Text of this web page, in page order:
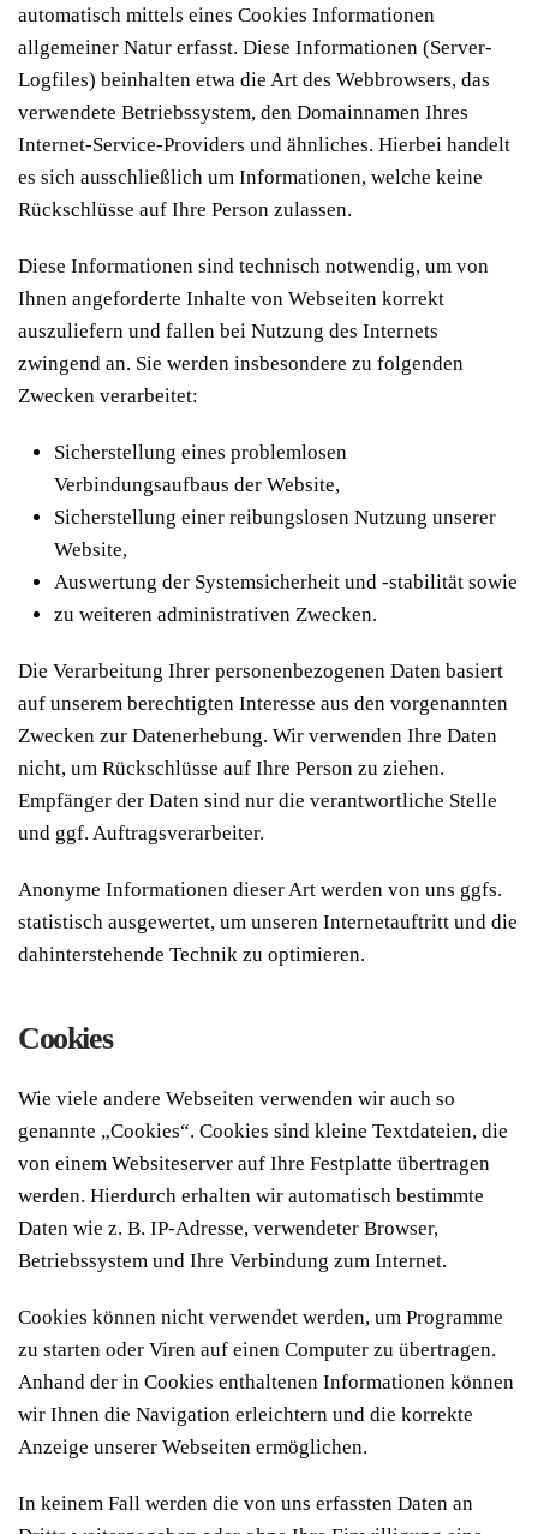
automatisch mittels eines Cookies Informationen
allgemeiner Natur erfasst. Diese Informationen (Server-
Logfiles) beinhalten etwa die Art des Webbrowsers, das
verwendete Betriebssystem, den Domainnamen Ihres
Internet-Service-Providers und ähnliches. Hierbei handelt
es sich ausschließlich um Informationen, welche keine
Rückschlüsse auf Ihre Person zulassen.
Diese Informationen sind technisch notwendig, um von
Ihnen angeforderte Inhalte von Webseiten korrekt
auszuliefern und fallen bei Nutzung des Internets
zwingend an. Sie werden insbesondere zu folgenden
Zwecken verarbeitet:
Sicherstellung eines problemlosen
Verbindungsaufbaus der Website,
Sicherstellung einer reibungslosen Nutzung unserer
Website,
Auswertung der Systemsicherheit und -stabilität sowie
zu weiteren administrativen Zwecken.
Die Verarbeitung Ihrer personenbezogenen Daten basiert
auf unserem berechtigten Interesse aus den vorgenannten
Zwecken zur Datenerhebung. Wir verwenden Ihre Daten
nicht, um Rückschlüsse auf Ihre Person zu ziehen.
Empfänger der Daten sind nur die verantwortliche Stelle
und ggf. Auftragsverarbeiter.
Anonyme Informationen dieser Art werden von uns ggfs.
statistisch ausgewertet, um unseren Internetauftritt und die
dahinterstehende Technik zu optimieren.
Cookies
Wie viele andere Webseiten verwenden wir auch so
genannte „Cookies“. Cookies sind kleine Textdateien, die
von einem Websiteserver auf Ihre Festplatte übertragen
werden. Hierdurch erhalten wir automatisch bestimmte
Daten wie z. B. IP-Adresse, verwendeter Browser,
Betriebssystem und Ihre Verbindung zum Internet.
Cookies können nicht verwendet werden, um Programme
zu starten oder Viren auf einen Computer zu übertragen.
Anhand der in Cookies enthaltenen Informationen können
wir Ihnen die Navigation erleichtern und die korrekte
Anzeige unserer Webseiten ermöglichen.
In keinem Fall werden die von uns erfassten Daten an